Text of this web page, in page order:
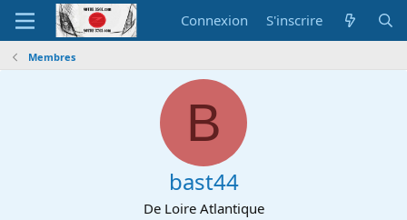
Connexion S'inscrire
Membres
B
bast44
De Loire Atlantique